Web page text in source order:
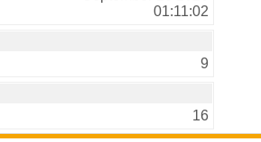
01:11:02
9
16